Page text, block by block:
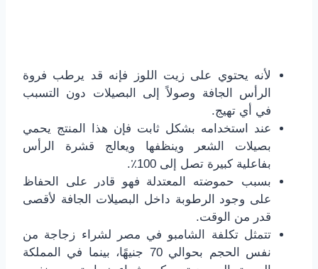
لأنه يحتوي على زيت اللوز فإنه قد يرطب فروة
الرأس الجافة وصولاً إلى البصيلات دون التسبب
في أي تهيج.
عند استخدامه بشكل ثابت فإن هذا المنتج يحمي
بصيلات الشعر وينظفها ويعالج قشرة الرأس
بفاعلية كبيرة تصل إلى 100٪.
بسبب حموضته المعتدلة فهو قادر على الحفاظ
على وجود الرطوبة داخل البصيلات الجافة لأقصى
قدر من الوقت.
تتمثل تكلفة الشامبو في مصر لشراء زجاجة من
نفس الحجم بحوالي 70 جنيهًا، بينما في المملكة